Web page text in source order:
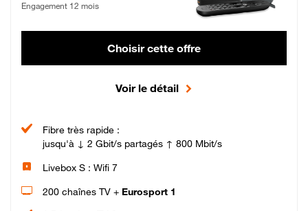
Engagement 12 mois
Choisir cette offre
Voir le détail
Fibre très rapide :
jusqu'à ↓ 2 Gbit/s partagés ↑ 800 Mbit/s
Livebox S : Wifi 7
200 chaînes TV + Eurosport 1